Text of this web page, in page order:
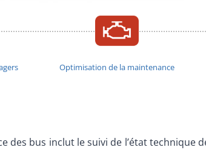
Optimisation de la maintenance
des bus inclut le suivi de l’état